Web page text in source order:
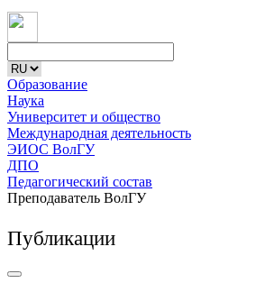
Образование
Наука
Университет и общество
Международная деятельность
ЭИОС ВолГУ
ДПО
Педагогический состав
Преподаватель ВолГУ
Публикации